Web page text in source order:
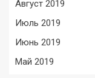
Август 2019
Июль 2019
Июнь 2019
Май 2019